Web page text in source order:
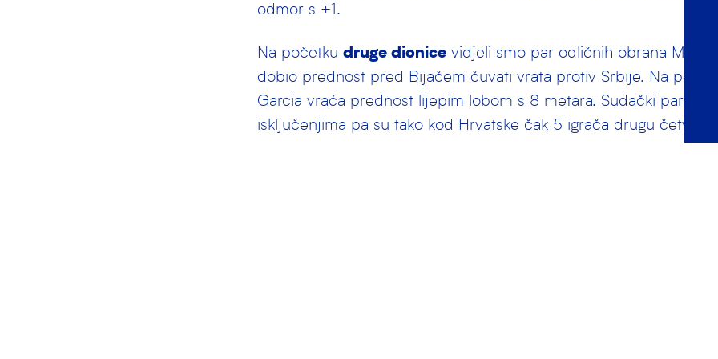
odmor s +1.
Na početku druge dionice vidjeli smo par odličnih obrana
dobio prednost pred Bijačem čuvati vrata protiv Srbije. Na pola
Garcia vraća prednost lijepim lobom s 8 metara. Sudački par ne
isključenjima pa su tako kod Hrvatske čak 5 igrača drugu četvrtinu